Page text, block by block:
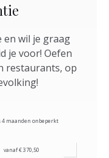
wil je graag
je voor! Oefen
restaurants, op
maanden onbeperkt
vanaf € 370,50